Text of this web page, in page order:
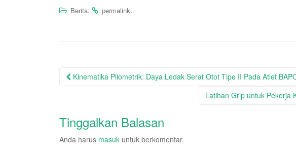
Berita. permalink.
Post
Kinematika Pliometrik: Daya Ledak Serat Otot Tipe II Pada Atlet
Latihan Grip untuk Pekerja
Tinggalkan Balasan
Anda harus masuk untuk berkomentar.